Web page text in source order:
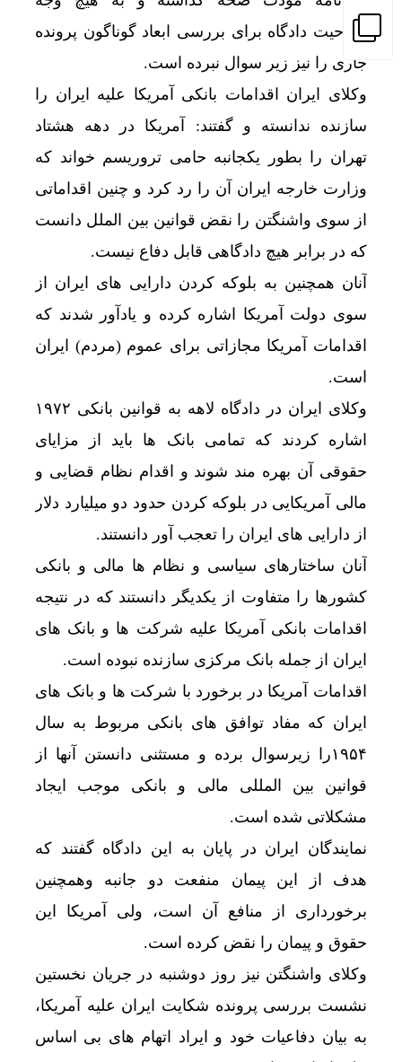
صلاحیت دادگاه برای بررسی ابعاد گوناگون پرونده
جاری را نیز زیر سوال نبرده است.
وکلای ایران اقدامات بانکی آمریکا علیه ایران را
سازنده ندانسته و گفتند: آمریکا در دهه هشتاد
تهران را بطور یکجانبه حامی تروریسم خواند که
وزارت خارجه ایران آن را رد کرد و چنین اقداماتی
از سوی واشنگتن را نقض قوانین بین الملل دانست
که در برابر هیچ دادگاهی قابل دفاع نیست.
آنان همچنین به بلوکه کردن دارایی های ایران از
سوی دولت آمریکا اشاره کرده و یادآور شدند که
اقدامات آمریکا مجازاتی برای عموم (مردم) ایران
است.
وکلای ایران در دادگاه لاهه به قوانین بانکی ۱۹۷۲
اشاره کردند که تمامی بانک ها باید از مزایای
حقوقی آن بهره مند شوند و اقدام نظام قضایی و
مالی آمریکایی در بلوکه کردن حدود دو میلیارد دلار
از دارایی های ایران را تعجب آور دانستند.
آنان ساختارهای سیاسی و نظام ها مالی و بانکی
کشورها را متفاوت از یکدیگر دانستند که در نتیجه
اقدامات بانکی آمریکا علیه شرکت ها و بانک های
ایران از جمله بانک مرکزی سازنده نبوده است.
اقدامات آمریکا در برخورد با شرکت ها و بانک های
ایران که مفاد توافق های بانکی مربوط به سال
۱۹۵۴را زیرسوال برده و مستثنی دانستن آنها از
قوانین بین المللی مالی و بانکی موجب ایجاد
مشکلاتی شده است.
نمایندگان ایران در پایان به این دادگاه گفتند که
هدف از این پیمان منفعت دو جانبه وهمچنین
برخورداری از منافع آن است، ولی آمریکا این
حقوق و پیمان را نقض کرده است.
وکلای واشنگتن نیز روز دوشنبه در جریان نخستین
نشست بررسی پرونده شکایت ایران علیه آمریکا،
به بیان دفاعیات خود و ایراد اتهام های بی اساس